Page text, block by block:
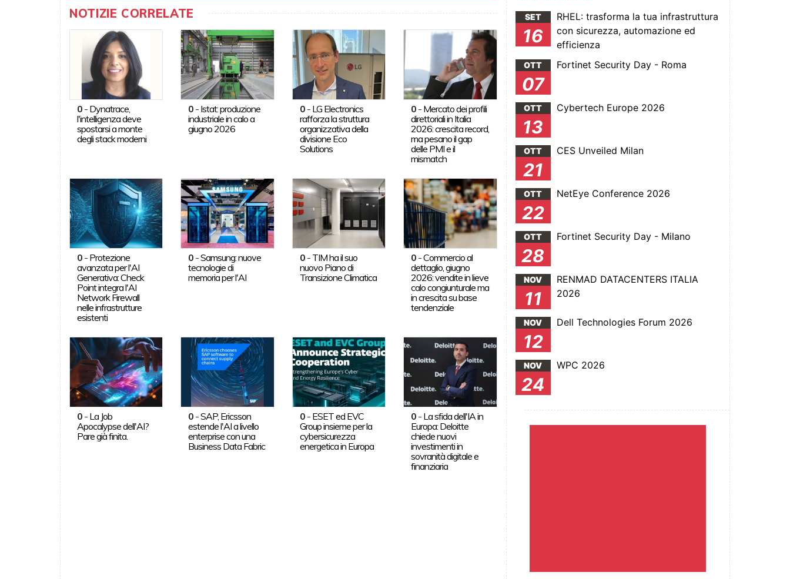
NOTIZIE CORRELATE
0- Dynatrace,
l'intelligenza deve
spostarsi a monte
degli stack moderni
0 - Istat: produzione
industriale in calo a
giugno 2026
0- LG Electronics
rafforza la struttura
organizzativa della
divisione Eco
Solutions
0 - Mercato dei profili
direttoriali in Italia
2026: crescita record,
ma pesano il gap
delle PMI e il
mismatch
0- Protezione
avanzata per l'AI
Generativa: Check
Point integra l'AI
Network Firewall
nelle infrastrutture
esistenti
0 -Samsung: nuove
tecnologie di
memoria per l'AI
0- TIM ha il suo
nuovo Piano di
Transizione Climatica
0 -Commercio al
dettaglio, giugno
2026: vendite in lieve
calo congiunturale ma
in crescita su base
tendenziale
0- La Job
Apocalypse dell'AI?
Pare già finita.
0 -SAP, Ericsson
estende l'AI a livello
enterprise con una
Business Data Fabric
0- ESET ed EVC
Group insieme per la
cybersicurezza
energetica in Europa
0 - La sfida dell'IA in
Europa: Deloitte
chiede nuovi
investimenti in
sovranità digitale e
finanziaria
SET
16
RHEL: trasforma la tua infrastruttura
con sicurezza, automazione ed
efficienza
OTT
07
Fortinet Security Day - Roma
OTT
13
Cybertech Europe 2026
OTT
21
CES Unveiled Milan
OTT
22
NetEye Conference 2026
OTT
28
Fortinet Security Day - Milano
NOV
11
RENMAD DATACENTERS ITALIA
2026
NOV
12
Dell Technologies Forum 2026
NOV
24
WPC 2026